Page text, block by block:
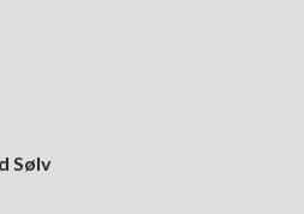
Sølv